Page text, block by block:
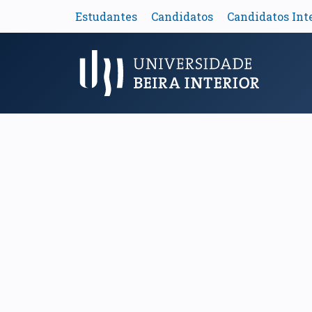
Estudantes Candidatos Candidatos
Menu Principal